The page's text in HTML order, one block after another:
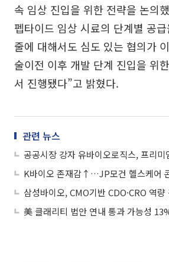
속 임상 진입을 위한 전략을 논의
펩타이드 임상 시료의 단계별 공
줄에 대해서도 심도 있는 협의가
술이전 이후 개발 단계 진입을 위
서 진행됐다”고 밝혔다.
관련 뉴스
K바이오 존재감↑…JP모건 헬스케어